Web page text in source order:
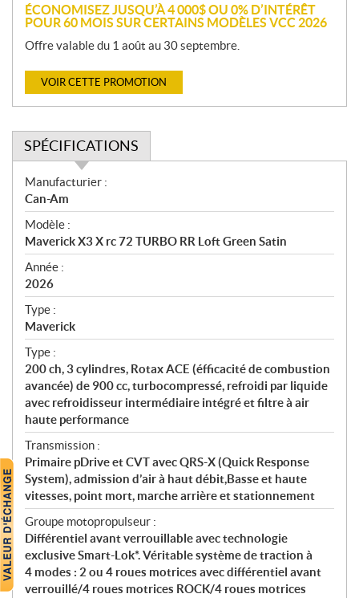
ÉCONOMISEZ JUSQU’À 4 000$ OU 0% D’INTÉRÊT
POUR 60 MOIS SUR CERTAINS MODÈLES VCC 2026
Offre valable du 1 août au 30 septembre.
VOIR CETTE PROMOTION
SPÉCIFICATIONS
S
p
é
c
i
f
i
c
a
t
i
o
n
s
Manufacturier :
Can-Am
Modèle :
Maverick X3 X rc 72 TURBO RR Loft Green Satin
Année :
2026
Type :
Maverick
Type :
200 ch, 3 cylindres, Rotax ACE (éfficacité de combustion
avancée) de 900 cc, turbocompressé, refroidi par liquide
avec refroidisseur intermédiaire intégré et filtre à air
haute performance
Transmission :
Primaire pDrive et CVT avec QRS-X (Quick Response
System), admission d’air à haut débit,Basse et haute
vitesses, point mort, marche arrière et stationnement
Groupe motopropulseur :
Différentiel avant verrouillable avec technologie
exclusive Smart-Lok*. Véritable système de traction à
4 modes : 2 ou 4 roues motrices avec différentiel avant
verrouillé/4 roues motrices ROCK/4 roues motrices